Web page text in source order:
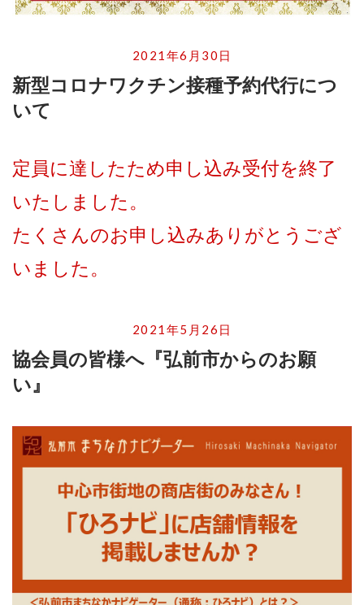
2021年6月30日
新型コロナワクチン接種予約代行につ
いて
定員に達したため申し込み受付を終了
いたしました。
たくさんのお申し込みありがとうござ
いました。
2021年5月26日
協会員の皆様へ『弘前市からのお願
い』